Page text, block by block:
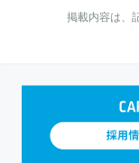
掲載内容は、